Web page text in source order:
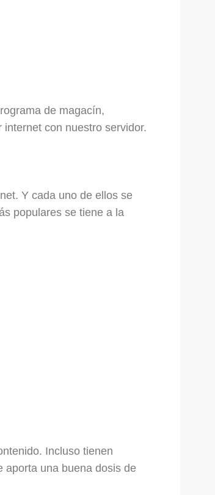
de magacín,
con nuestro servidor.
Y cada uno de ellos se
populares se tiene a la
Incluso tienen
aporta una buena dosis de